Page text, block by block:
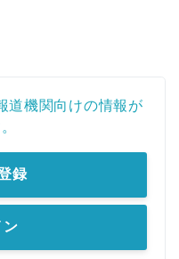
道機関向けの情報が
録
ン